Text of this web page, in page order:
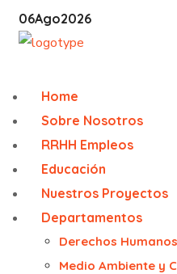
06Ago2026
Home
Sobre Nosotros
RRHH Empleos
Educación
Nuestros Proyectos
Departamentos
Derechos
Medio Ambiente y